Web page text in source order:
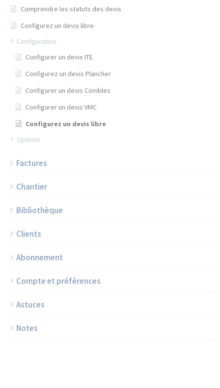
Comprendre les statuts des devis
Configurez un devis libre
Configuration
Configurer un devis ITE
Configurez un devis Plancher
Configurer un devis Combles
Configurer un devis VMC
Configurez un devis libre
Options
Factures
Chantier
Bibliothèque
Clients
Abonnement
Compte et préférences
Astuces
Notes